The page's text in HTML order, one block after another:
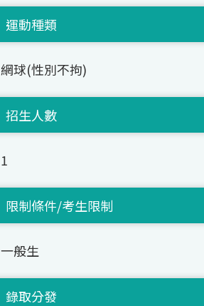
運動種類
網球(性別不拘)
招生人數
1
限制條件/考生限制
一般生
錄取分發